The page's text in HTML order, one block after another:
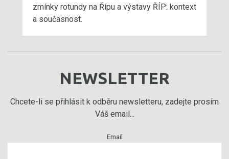
zmínky rotundy na Řípu a výstavy ŘÍP: kontext
a současnost.
NEWSLETTER
Chcete-li se přihlásit k odběru newsletteru, zadejte prosím
Váš email...
Email